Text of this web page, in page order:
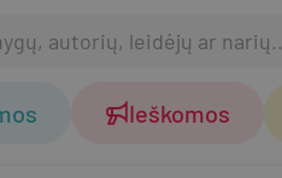
Ieškomos